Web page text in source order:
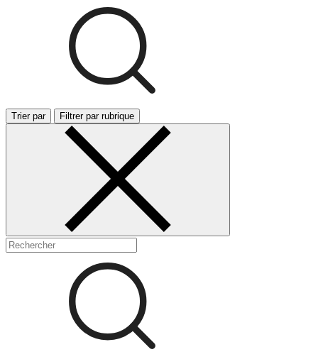
Trier par Filtrer par rubrique